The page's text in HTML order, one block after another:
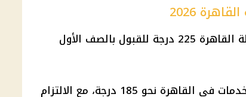
2026
بمحافظة القاهرة 225 درجة للقبول بالصف الأول
وبلغ الحد الأدنى للقبول بفصول الخدمات في القاهرة نحو 185 درجة، مع الالتزام